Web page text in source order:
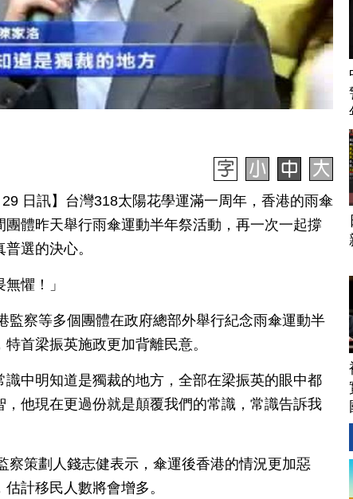
29 日訊】台灣318太陽花學運滿一周年，香港的雨傘
體昨天舉行雨傘運動半年祭活動，再一次一起撐
選的決心。
懼！」
監察等多個團體在政府總部外舉行紀念雨傘運動半
首梁振英施政更加背離民意。
中明知道是獨裁的地方，全部在梁振英的眼中都
他現在更過份就是顛覆我們的常識，常識告訴我
察策劃人錢志健表示，傘運後香港的情況更加惡
計移民人數將會增多。